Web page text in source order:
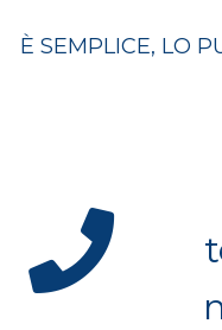
È SEMPLICE, LO